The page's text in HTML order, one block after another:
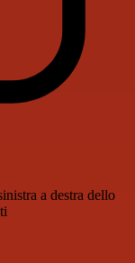
a destra dello